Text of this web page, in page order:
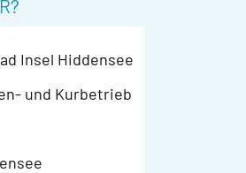
Insel Hiddensee
und Kurbetrieb